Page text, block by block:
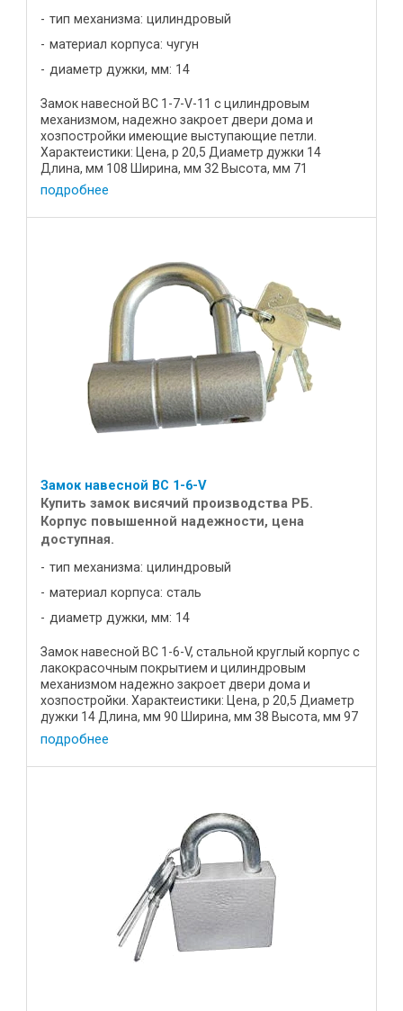
тип механизма: цилиндровый
материал корпуса: чугун
диаметр дужки, мм: 14
Замок навесной ВС 1-7-V-11 с цилиндровым
механизмом, надежно закроет двери дома и
хозпостройки имеющие выступающие петли.
Характеистики: Цена, р 20,5 Диаметр дужки 14
Длина, мм 108 Ширина, мм 32 Высота, мм 71
Материал корпуса высокопрочный чугун ...
подробнее
Замок навесной ВС 1-6-V
Купить замок висячий производства РБ.
Корпус повышенной надежности, цена
доступная.
тип механизма: цилиндровый
материал корпуса: сталь
диаметр дужки, мм: 14
Замок навесной ВС 1-6-V, стальной круглый корпус с
лакокрасочным покрытием и цилиндровым
механизмом надежно закроет двери дома и
хозпостройки. Характеистики: Цена, р 20,5 Диаметр
дужки 14 Длина, мм 90 Ширина, мм 38 Высота, мм 97
Масса, кг 0,95 ...
подробнее